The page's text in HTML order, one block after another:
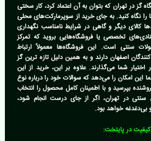
گز در تهرانکه بتوان به آن اعتماد کرد، کار سختی
را نگاه کنید. به جای خرید از سوپرمارکت‌های محلی
کالای دیگر و گاهی در شرایط نامناسب نگهداری
تخصصی یا فروشگاه‌هایی بروید که تمرکز
سنتی است. این فروشگاه‌ها معمولاً ارتباط
اصفهان دارند و به همین دلیلتازه ترین گز
اختیار شما می‌گذارند. علاوه بر این، خرید از این
امکان را می‌دهد که سوالات خود را درباره نوع
بپرسید و با اطمینان کامل محصول را انتخاب
سنتی در تهران، اگر از جای درست انجام شود،
خواهد بود.
در پایتخت: